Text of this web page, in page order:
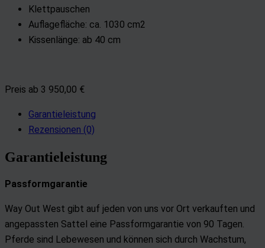
Klettpauschen
Auflagefläche: ca. 1030 cm2
Kissenlänge: ab 40 cm
Preis ab 3 950,00 €
Garantieleistung
Rezensionen (0)
Garantieleistung
Passformgarantie
Way Out West gibt auf jeden von uns vor Ort verkauften und
angepassten Sattel eine Passformgarantie von 90 Tagen.
Pferde sind Lebewesen und können sich durch Wachstum,